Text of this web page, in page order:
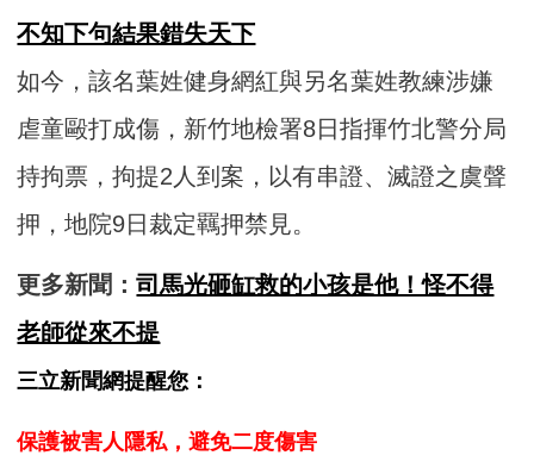
不知下句結果錯失天下
如今，該名葉姓健身網紅與另名葉姓教練涉嫌
虐童毆打成傷，新竹地檢署8日指揮竹北警分局
持拘票，拘提2人到案，以有串證、滅證之虞聲
押，地院9日裁定羈押禁見。
更多新聞：司馬光砸缸救的小孩是他！怪不得
老師從來不提
三立新聞網提醒您：
保護被害人隱私，避免二度傷害